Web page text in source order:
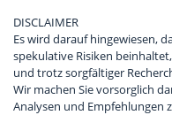
DISCLAIMER
Es wird darauf hingewiesen,
spekulative Risiken
und trotz sorgfältiger
Wir machen Sie vorsorglich
Analysen und Empfehlungen